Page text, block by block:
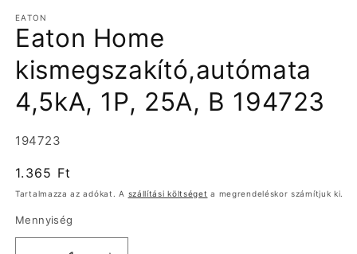
megnyitása
a
modális
EATON
Eaton Home
kismegszakító,autómata
4,5kA, 1P, 25A, B 194723
Termékváltozat:
194723
Normál
ár
1.365 Ft
Tartalmazza az adókat. A szállítási költséget a megrendeléskor számítjuk ki.
Mennyiség